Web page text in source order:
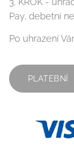
Pay, debetní
Po uhrazení
PLATEBNÍ